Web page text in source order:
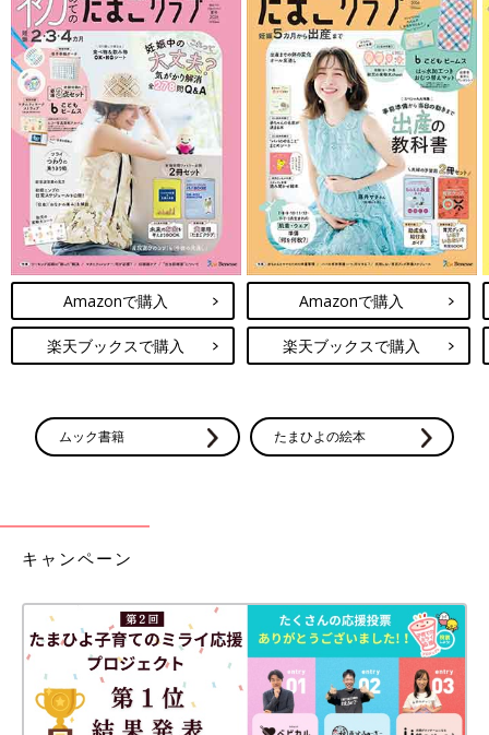
Amazonで購入
楽天ブックスで購入
Amazonで購入
楽天ブックスで購入
ムック書籍 たまひよの絵本
キャンペーン